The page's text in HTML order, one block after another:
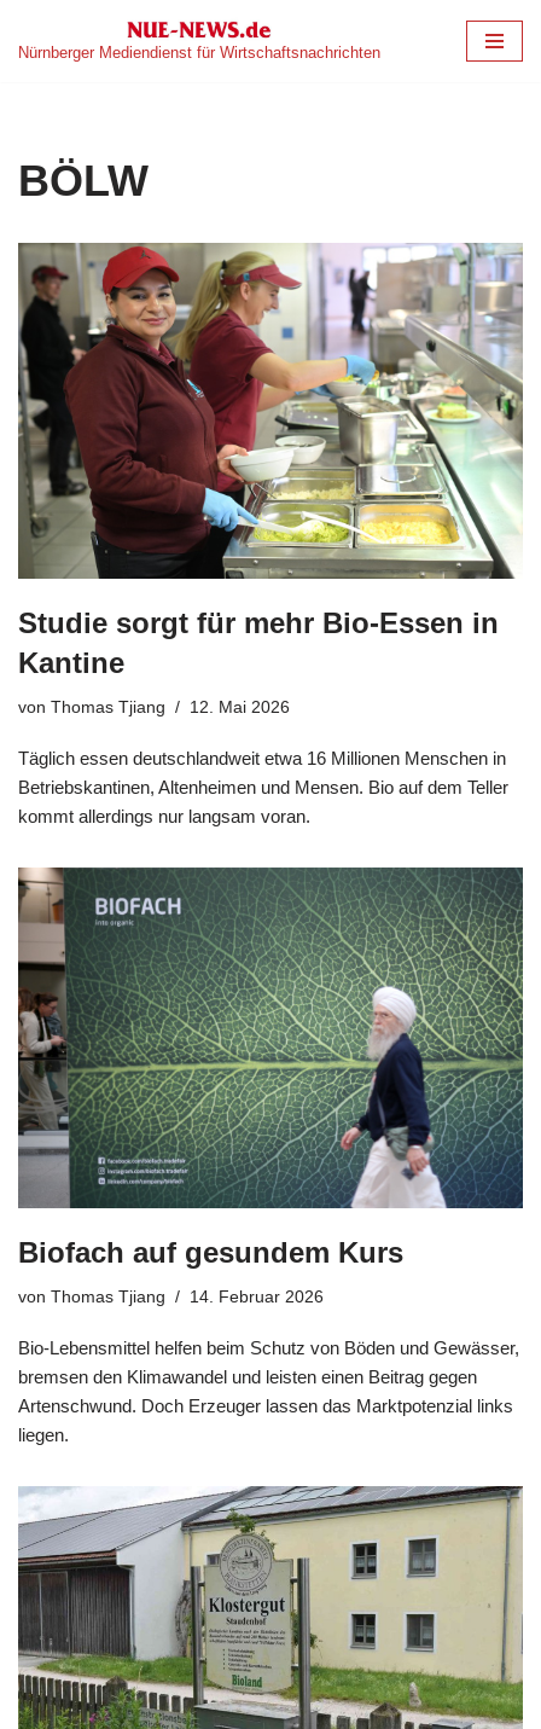
Zum
Nürnberger Mediendienst für Wirtschaftsnachrichten
BÖLW
Studie sorgt für mehr Bio-Essen in
Kantine
von Thomas Tjiang 12. Mai 2026
Täglich essen deutschlandweit etwa 16 Millionen Menschen in
Betriebskantinen, Altenheimen und Mensen. Bio auf dem Teller
kommt allerdings nur langsam voran.
Biofach auf gesundem Kurs
von Thomas Tjiang 14. Februar 2026
Bio-Lebensmittel helfen beim Schutz von Böden und Gewässer,
bremsen den Klimawandel und leisten einen Beitrag gegen
Artenschwund. Doch Erzeuger lassen das Marktpotenzial links
liegen.